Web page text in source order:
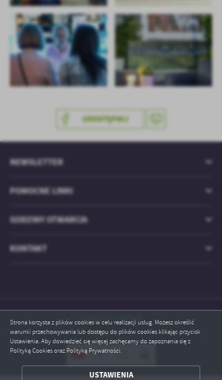
Strona korzysta z plików cookies w celu realizacji usług. Możesz określić
warunki przechowywania lub dostępu do plików cookies klikając przycisk
Ustawienia. Aby dowiedzieć się więcej zachęcamy do zapoznania się z
Polityką Cookies oraz Polityką Prywatności.
USTAWIENIA
UDOSTĘPNIJ
POMOCNE LINKI
NEWSLETTER
GODZINY OTWARCIA
KONTAKT
Odwiedzin: 829438
Online: 1